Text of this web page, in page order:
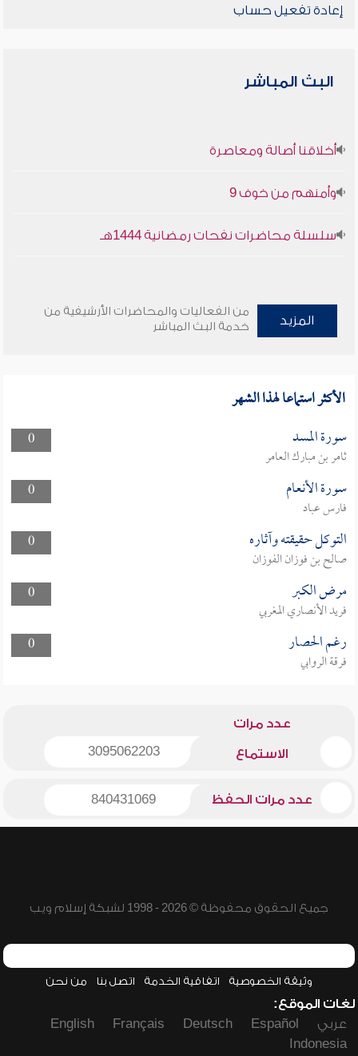
إعادة تفعيل حساب
البث المباشر
أخلاقنا أصالة ومعاصرة
وأمنهم من خوف 9
سلسلة محاضرات نفحات رمضانية 1444هـ
المزيد
من الفعاليات والمحاضرات الأرشيفية من
خدمة البث المباشر
الأكثر استماعا لهذا الشهر
0 سورة المسد
ثامر بن مبارك العامر
0
سورة الأنعام
فارس عباد
0
التوكل حقيقته وآثاره
صالح بن فوزان الفوزان
0
مرض الكبر
فريد الأنصاري المغربي
0
رغم الحصار
فرقة الروابي
عدد مرات
الاستماع 3095062203
عدد مرات الحفظ 840431069
جميع الحقوق محفوظة © 2026 - 1998 لشبكة إسلام ويب
وثيقة الخصوصية اتفاقية الخدمة اتصل بنا من نحن
لغات الموقع:
عربي
Español
Deutsch
Français
English
Indonesia